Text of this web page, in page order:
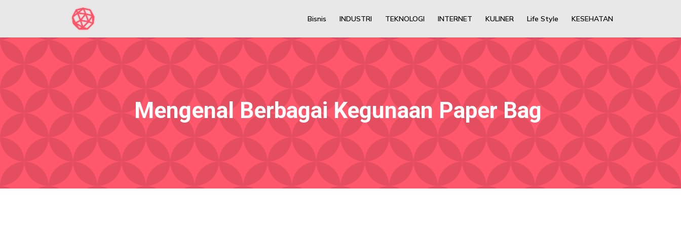
Bisnis INDUSTRI TEKNOLOGI INTERNET KULINER Life Style KESEHATAN
Mengenal Berbagai Kegunaan Paper Bag